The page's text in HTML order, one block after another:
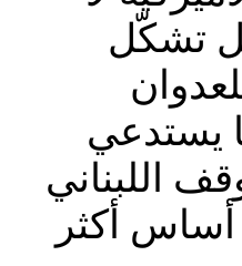
تشكّل
يستدعي
اللبناني
أكثر